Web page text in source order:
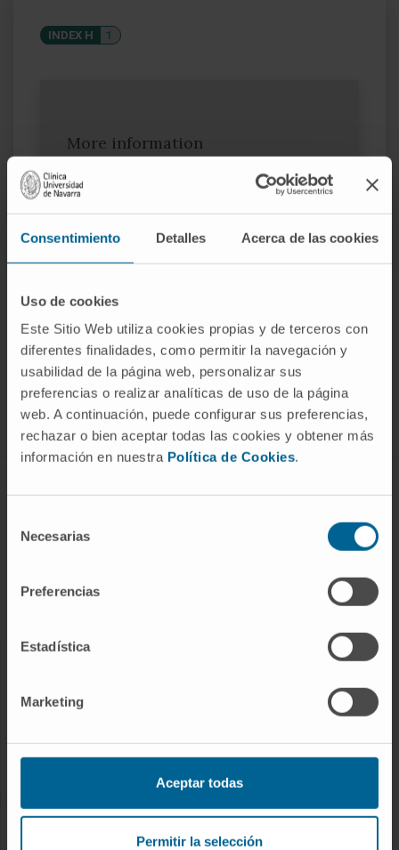
Consentimiento Detalles Acerca de las cookies
Uso de cookies
Este Sitio Web utiliza cookies propias y de terceros con
diferentes finalidades, como permitir la navegación y
usabilidad de la página web, personalizar sus
preferencias o realizar analíticas de uso de la página
web. A continuación, puede configurar sus preferencias,
rechazar o bien aceptar todas las cookies y obtener más
información en nuestra Política de Cookies.
Necesarias
Preferencias
Estadística
Marketing
Aceptar todas
Permitir la selección
INDEX H 1
More information
Join our community!
Follow us
DISEASES AND TREATMENTS
Cancer Center